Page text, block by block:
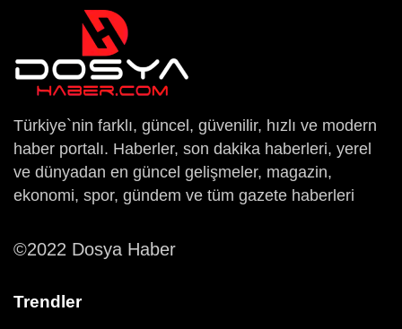
Türkiye`nin farklı, güncel, güvenilir, hızlı ve modern
haber portalı. Haberler, son dakika haberleri, yerel
ve dünyadan en güncel gelişmeler, magazin,
ekonomi, spor, gündem ve tüm gazete haberleri
©2022 Dosya Haber
Trendler